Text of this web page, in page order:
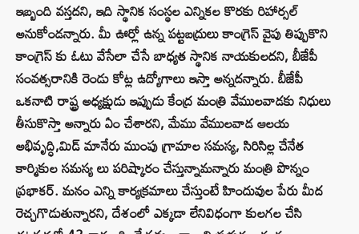
ఇబ్బంది వస్తదని, ఇది స్థానిక సంస్థల ఎన్నికల కొరకు రిహార్సల్
అనుకోండన్నారు. మీ ఊర్లో ఉన్న పట్టబద్రులు కాంగ్రెస్ వైపు తిప్పుకొని
కాంగ్రెస్ కు ఓటు వేసేలా చేసే బాధ్యత స్థానిక నాయకులదని, బీజేపీ
సంవత్సరానికి రెండు కోట్ల ఉద్యోగాలు ఇస్తా అన్నదన్నారు. బీజేపీ
ఒకనాటి రాష్ట్ర అధ్యక్షుడు ఇప్పుడు కేంద్ర మంత్రి వేములవాడకు నిధులు
తీసుకొస్తా అన్నారు ఏం చేశారని, మేము వేములవాడ ఆలయ
అభివృద్ధి,మిడ్ మానేరు ముంపు గ్రామాల సమస్య, సిరిసిల్ల చేనేత
కార్మికుల సమస్య లు పరిష్కారం చేస్తున్నామన్నారు మంత్రి పొన్నం
ప్రభాకర్‌. మనం ఎన్ని కార్యక్రమాలు చేస్తుంటే హిందువుల పేరు మీద
రెచ్చగొడుతున్నారని, దేశంలో ఎక్కడా లేనివిధంగా కులగల చేసి